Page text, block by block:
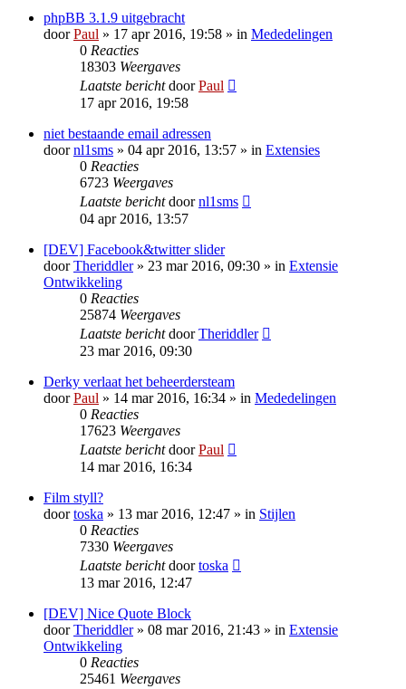
phpBB 3.1.9 uitgebracht
doorPaul » 17 apr 2016, 19:58 » in Mededelingen
0 Reacties
18303 Weergaves
Laatste berichtdoorPaul
17 apr 2016, 19:58
niet bestaande email adressen
doornl1sms » 04 apr 2016, 13:57 » in Extensies
0 Reacties
6723 Weergaves
Laatste berichtdoornl1sms
04 apr 2016, 13:57
[DEV] Facebook&twitter slider
doorTheriddler» 23 mar 2016, 09:30 » in Extensie
Ontwikkeling
0 Reacties
25874 Weergaves
Laatste berichtdoorTheriddler
23 mar 2016, 09:30
Derky verlaat het beheerdersteam
doorPaul » 14 mar 2016, 16:34 » in Mededelingen
0 Reacties
17623 Weergaves
Laatste berichtdoorPaul
14 mar 2016, 16:34
Film styll?
doortoska » 13 mar 2016, 12:47 » in Stijlen
0 Reacties
7330 Weergaves
Laatste berichtdoortoska
13 mar 2016, 12:47
[DEV] Nice Quote Block
doorTheriddler» 08 mar 2016, 21:43 » in Extensie
Ontwikkeling
0 Reacties
25461 Weergaves